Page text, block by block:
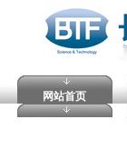
网站首页